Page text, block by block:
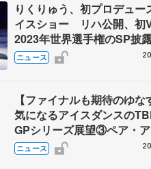
りくりゅう、初プロデュー
イスショー リハ公開、初
2023年世界選手権のSP
ゼボロ、チョクベイら豪華
ーが来日
ニュース
【ファイナルも期待のゆ
気になるアイスダンスの
GPシリーズ展望③ペア・
ダンス編】 ポッドキャス
を配信
ニュース